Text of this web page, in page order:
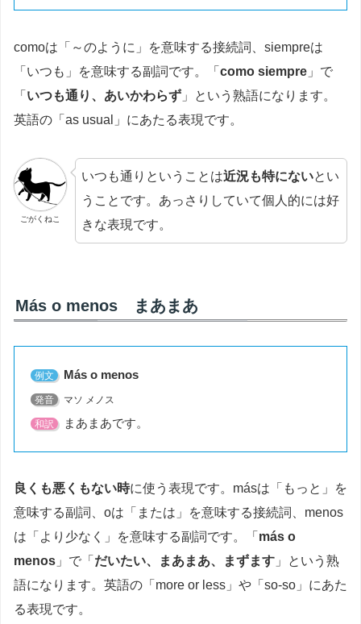
comoは「～のように」を意味する接続詞、siempreは
「いつも」を意味する副詞です。「 como siempre 」で
「 いつも通り、あいかわらず 」という熟語になります。
英語の「as usual」にあたる表現です。
ごがくねこ
いつも通りということは近況も特にないとい
うことです。あっさりしていて個人的には好
きな表現です。
Más o menos まあまあ
例文 Más o menos
発音 マソ メノス
和訳 まあまあです。
良くも悪くもない時に使う表現です。másは「もっと」を
意味する副詞、oは「または」を意味する接続詞、menos
は「より少なく」を意味する副詞です。「 más o
menos 」で「 だいたい、まあまあ、まずます 」という熟
語になります。英語の「more or less」や「so-so」にあた
る表現です。